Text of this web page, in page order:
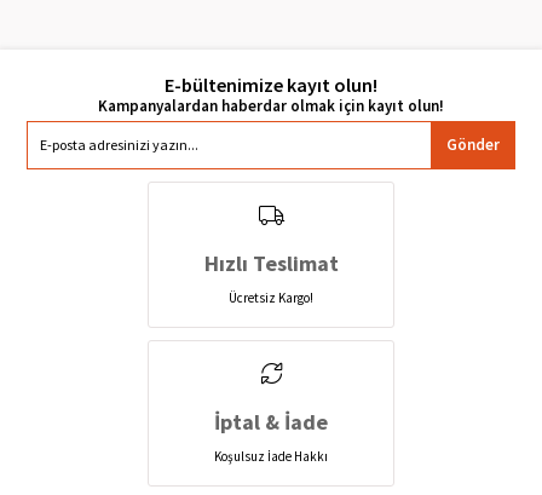
E-bültenimize kayıt olun!
Gönder
Hızlı Teslimat
Ücretsiz Kargo!
İptal & İade
Koşulsuz İade Hakkı